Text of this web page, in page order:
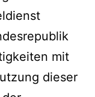
mit
dieser